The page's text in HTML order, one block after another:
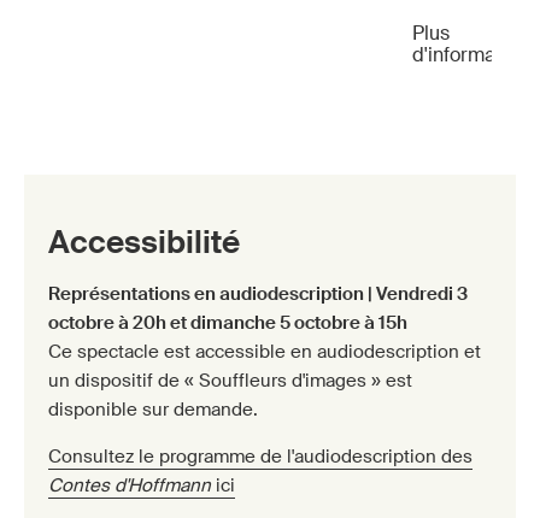
Plus
d'informations
Accessibilité
Représentations en audiodescription | Vendredi 3
octobre à 20h et dimanche 5 octobre à 15h
Ce spectacle est accessible en audiodescription et
un dispositif de « Souffleurs d'images » est
disponible sur demande.
Consultez le programme de l'audiodescription des
Contes d'Hoffmann ici